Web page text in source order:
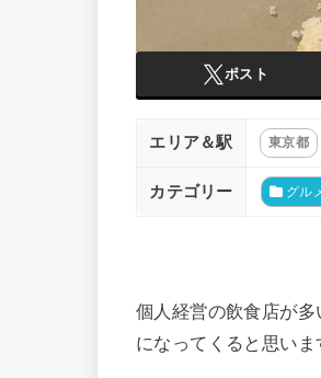
ポスト
エリア＆駅 東京都
カテゴリー グル
個人経営の飲食店が
になってくると思いま